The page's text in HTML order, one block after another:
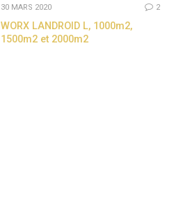
30 MARS 2020 2
WORX LANDROID L, 1000m2,
1500m2 et 2000m2